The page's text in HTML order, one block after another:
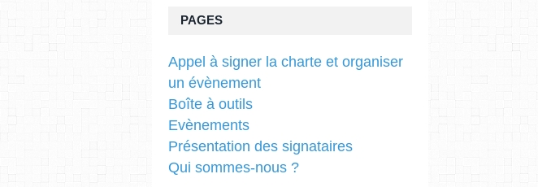
PAGES
Appel à signer la charte et organiser
un évènement
Boîte à outils
Evènements
Présentation des signataires
Qui sommes-nous ?